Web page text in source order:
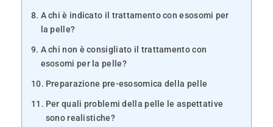
A chi è indicato il trattamento con esosomi per
la pelle?
A chi non è consigliato il trattamento con
esosomi per la pelle?
Preparazione pre-esosomica della pelle
Per quali problemi della pelle le aspettative
sono realistiche?